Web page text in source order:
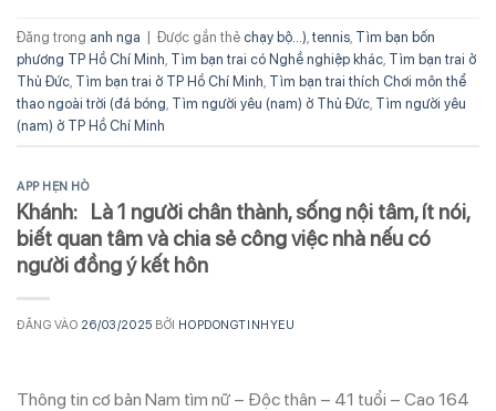
Đăng trong anh nga | Được gắn thẻ chạy bộ...) tennis Tìm bạn bốn
phương TP Hồ Chí Minh Tìm bạn trai có Nghề nghiệp khác Tìm bạn trai ở
Thủ Đức Tìm bạn trai ở TP Hồ Chí Minh Tìm bạn trai thích Chơi môn thể
thao ngoài trời (đá bóng Tìm người yêu (nam) ở Thủ Đức Tìm người yêu
(nam) ở TP Hồ Chí Minh
APP HẸN HÒ
Khánh: Là 1 người chân thành, sống nội tâm, ít nói,
biết quan tâm và chia sẻ công việc nhà nếu có
người đồng ý kết hôn
ĐĂNG VÀO 26/03/2025 BỞI HOPDONGTINHYEU
Thông tin cơ bản Nam tìm nữ – Độc thân – 41 tuổi – Cao 164